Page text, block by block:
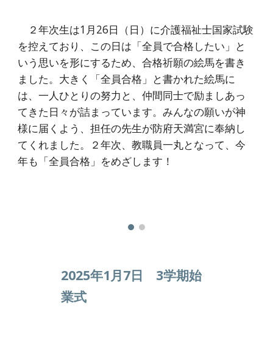
２年次生は1月26日（日）に介護福祉士国家試験
を控えており、この日は「全員で合格したい」と
いう思いを形にするため、合格祈願の絵馬を書き
ました。大きく「全員合格」と書かれた絵馬に
は、一人ひとりの努力と、仲間同士で励ましあっ
てきた日々が詰まっています。みんなの願いが神
様に届くよう、担任の先生が防府天満宮に奉納し
てくれました。２年次、教職員一丸となって、今
年も「全員合格」をめざします！
2025年1月7日 3学期始
業式